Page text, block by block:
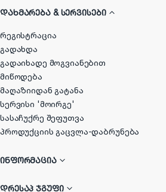
ᲓᲐᲮᲛᲐᲠᲔᲑᲐ & ᲡᲔᲠᲕᲘᲡᲔᲑᲘ
რეგისტრაცია
გადახდა
გადაიხადე მოგვიანებით
მიწოდება
მაღაზიიდან გატანა
სერვისი 'მოირგე'
სასაჩუქრე შეფუთვა
პროდუქციის გაცვლა-დაბრუნება
ᲘᲜᲤᲝᲠᲛᲐᲪᲘᲐ
ᲓᲠᲔᲡᲐᲞ ᲯᲒᲣᲤᲘ